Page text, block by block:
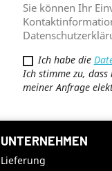
Sie können Ihr
Ich habe die
Ich stimme zu,
meiner Anfrage
UNTERNEHMEN
Lieferung